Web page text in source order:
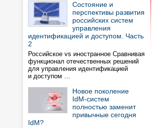
Состояние и
перспективы развития
российских систем
управления
идентификацией и доступом. Часть
2
Российское vs иностранное Сравнивая
функционал отечественных решений
для управления идентификацией
и доступом …
Новое поколение
IdM-систем
полностью заменит
привычные сегодня
IdM?